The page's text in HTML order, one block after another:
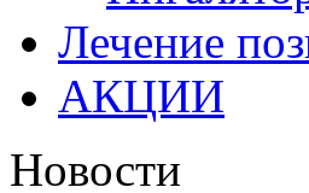
Лечение
АКЦИИ
Новости